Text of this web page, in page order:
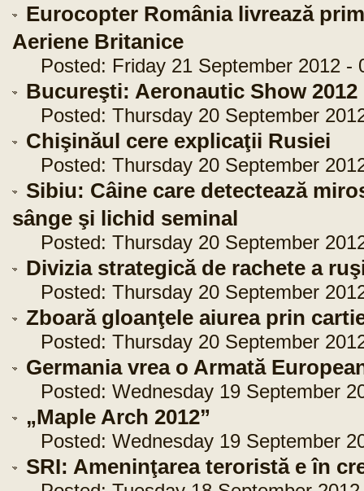
Eurocopter România livrează
Aeriene Britanice
Posted: Friday 21 September 2012 -
Bucureşti: Aeronautic Show 2012
Posted: Thursday 20 September
Chişinăul cere explicaţii Rusiei
Posted: Thursday 20 September
Sibiu: Câine care detectează
sânge şi lichid seminal
Posted: Thursday 20 September
Divizia strategică de rachete a
Posted: Thursday 20 September
Zboară gloanţele aiurea prin
Posted: Thursday 20 September
Germania vrea o Armată
Posted: Wednesday 19 September
„Maple Arch 2012”
Posted: Wednesday 19 September
SRI: Ameninţarea teroristă e în